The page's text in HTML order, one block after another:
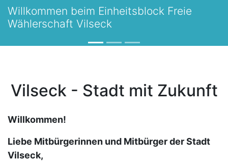
Willkommen beim Einheitsblock Freie
Wählerschaft Vilseck
Vilseck - Stadt mit Zukunft
Willkommen!
Liebe Mitbürgerinnen und Mitbürger der Stadt
Vilseck,